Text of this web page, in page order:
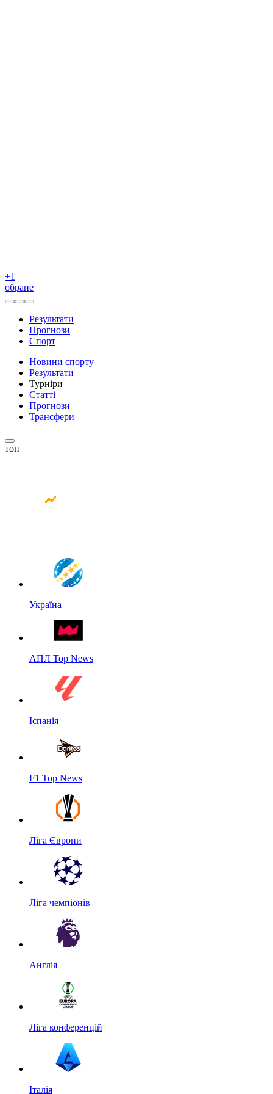
+1
обране
Результати
Прогнози
Спорт
Новини спорту
Результати
Турніри
Статті
Прогнози
Трансфери
топ
Україна
АПЛ Top News
Іспанія
F1 Top News
Ліга Європи
Ліга чемпіонів
Англія
Ліга конференцій
Італія